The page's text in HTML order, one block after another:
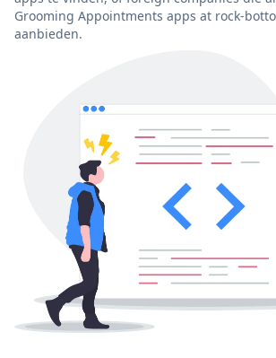
Grooming Appointments apps at rock-
aanbieden.